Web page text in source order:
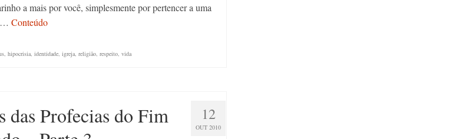
a mais por você, simplesmente por pertencer a uma
… Conteúdo
, hipocrisia, identidade, igreja, religião, respeito, vida
12
OUT 2010
das Profecias do Fim